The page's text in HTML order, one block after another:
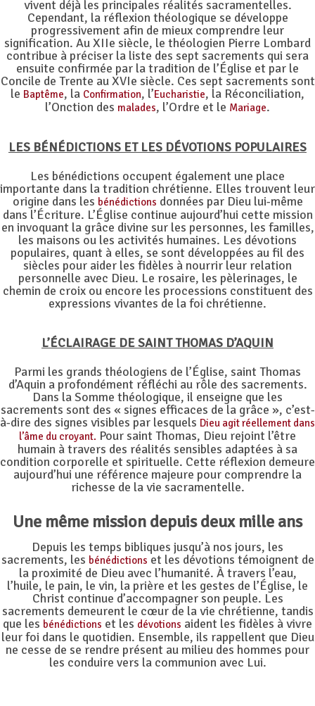
vivent déjà les principales réalités sacramentelles.
Cependant, la réflexion théologique se développe
progressivement afin de mieux comprendre leur
signification. Au XIIe siècle, le théologien Pierre Lombard
contribue à préciser la liste des sept sacrements qui sera
ensuite confirmée par la tradition de l’Église et par le
Concile de Trente au XVIe siècle. Ces sept sacrements sont
le Baptême, la Confirmation, l’Eucharistie, la Réconciliation,
l’Onction des malades, l’Ordre et le Mariage.
LES BÉNÉDICTIONS ET LES DÉVOTIONS POPULAIRES
Les bénédictions occupent également une place
importante dans la tradition chrétienne. Elles trouvent leur
origine dans les bénédictions données par Dieu lui-même
dans l’Écriture. L’Église continue aujourd’hui cette mission
en invoquant la grâce divine sur les personnes, les familles,
les maisons ou les activités humaines. Les dévotions
populaires, quant à elles, se sont développées au fil des
siècles pour aider les fidèles à nourrir leur relation
personnelle avec Dieu. Le rosaire, les pèlerinages, le
chemin de croix ou encore les processions constituent des
expressions vivantes de la foi chrétienne.
L’ÉCLAIRAGE DE SAINT THOMAS D’AQUIN
Parmi les grands théologiens de l’Église, saint Thomas
d’Aquin a profondément réfléchi au rôle des sacrements.
Dans la Somme théologique, il enseigne que les
sacrements sont des « signes efficaces de la grâce », c’est-
à-dire des signes visibles par lesquels Dieu agit réellement dans
l’âme du croyant. Pour saint Thomas, Dieu rejoint l’être
humain à travers des réalités sensibles adaptées à sa
condition corporelle et spirituelle. Cette réflexion demeure
aujourd’hui une référence majeure pour comprendre la
richesse de la vie sacramentelle.
Une même mission depuis deux mille ans
Depuis les temps bibliques jusqu’à nos jours, les
sacrements, les bénédictions et les dévotions témoignent de
la proximité de Dieu avec l’humanité. À travers l’eau,
l’huile, le pain, le vin, la prière et les gestes de l’Église, le
Christ continue d’accompagner son peuple. Les
sacrements demeurent le cœur de la vie chrétienne, tandis
que les bénédictions et les dévotions aident les fidèles à vivre
leur foi dans le quotidien. Ensemble, ils rappellent que Dieu
ne cesse de se rendre présent au milieu des hommes pour
les conduire vers la communion avec Lui.